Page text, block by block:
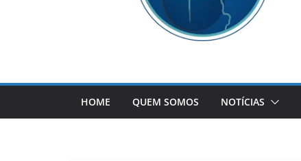
HOME QUEM SOMOS NOTÍCIAS